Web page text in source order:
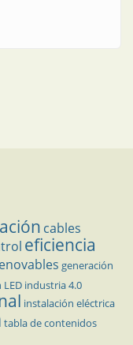
parque de energía solar
cables
eficiencia
generación
industria 4.0
instalación eléctrica
tabla de contenidos